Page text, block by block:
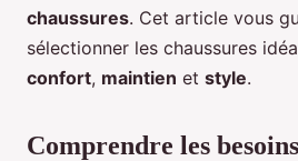
chaussures. Cet article vous
sélectionner les chaussures
confort, maintien et style.
Comprendre les